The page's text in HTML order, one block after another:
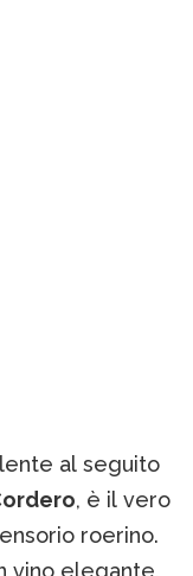
al seguito
, è il vero
roerino.
vino elegante,